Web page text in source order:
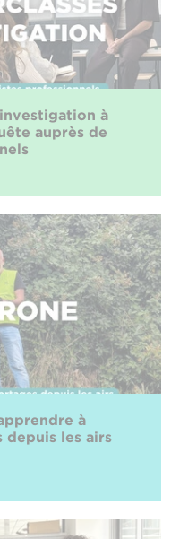
à
auprès de
à
depuis les airs